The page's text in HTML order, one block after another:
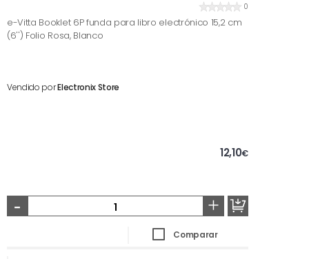
0
e-Vitta Booklet 6P funda para libro electrónico 15,2 cm
(6'') Folio Rosa, Blanco
Vendido porElectronix Store
12,10€
- +
Comparar